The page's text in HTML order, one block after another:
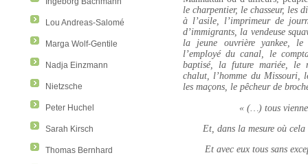
Lou Andreas-Salomé
Marga Wolf-Gentile
Nadja Einzmann
Nietzsche
Peter Huchel
Sarah Kirsch
Thomas Bernhard
le charpentier, le chasseur, les
à l’asile, l’imprimeur de
d’immigrants, la vendeuse
la jeune ouvrière yankee, le
l’employé du canal, le
baptisé, la future mariée, le
chalut, l’homme du Missouri,
les maçons, le pêcheur de
« (…) tous
Et, dans la mesure où
Et avec eux tous sans